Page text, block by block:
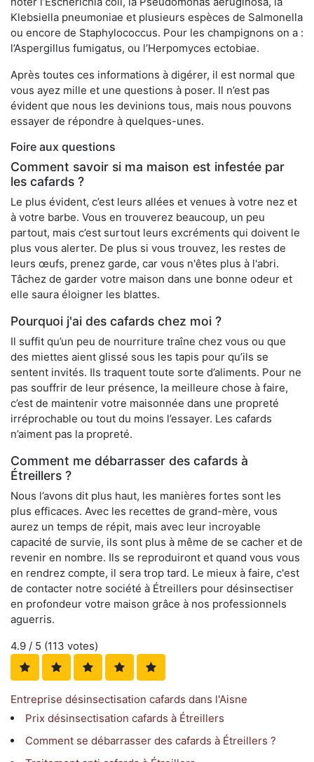
Klebsiella pneumoniae et plusieurs espèces de Salmonella
ou encore de Staphylococcus. Pour les champignons on a :
l’Aspergillus fumigatus, ou l’Herpomyces ectobiae.
Après toutes ces informations à digérer, il est normal que
vous ayez mille et une questions à poser. Il n’est pas
évident que nous les devinions tous, mais nous pouvons
essayer de répondre à quelques-unes.
Foire aux questions
Comment savoir si ma maison est infestée par
les cafards ?
Le plus évident, c’est leurs allées et venues à votre nez et
à votre barbe. Vous en trouverez beaucoup, un peu
partout, mais c’est surtout leurs excréments qui doivent le
plus vous alerter. De plus si vous trouvez, les restes de
leurs œufs, prenez garde, car vous n'êtes plus à l'abri.
Tâchez de garder votre maison dans une bonne odeur et
elle saura éloigner les blattes.
Pourquoi j'ai des cafards chez moi ?
Il suffit qu’un peu de nourriture traîne chez vous ou que
des miettes aient glissé sous les tapis pour qu’ils se
sentent invités. Ils traquent toute sorte d’aliments. Pour ne
pas souffrir de leur présence, la meilleure chose à faire,
c’est de maintenir votre maisonnée dans une propreté
irréprochable ou tout du moins l’essayer. Les cafards
n’aiment pas la propreté.
Comment me débarrasser des cafards à
Étreillers ?
Nous l’avons dit plus haut, les manières fortes sont les
plus efficaces. Avec les recettes de grand-mère, vous
aurez un temps de répit, mais avec leur incroyable
capacité de survie, ils sont plus à même de se cacher et de
revenir en nombre. Ils se reproduiront et quand vous vous
en rendrez compte, il sera trop tard. Le mieux à faire, c'est
de contacter notre société à Étreillers pour désinsectiser
en profondeur votre maison grâce à nos professionnels
aguerris.
4.9 / 5 (113 votes)
Entreprise désinsectisation cafards dans l'Aisne
Prix désinsectisation cafards à Étreillers
Comment se débarrasser des cafards à Étreillers ?